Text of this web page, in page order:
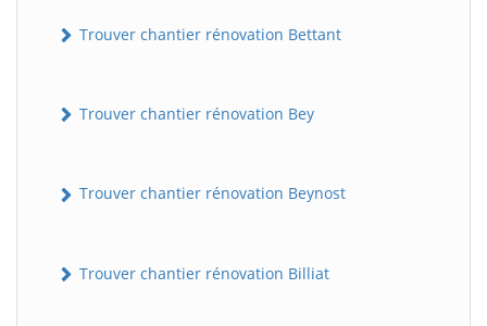
Trouver chantier rénovation Bettant
Trouver chantier rénovation Bey
Trouver chantier rénovation Beynost
Trouver chantier rénovation Billiat